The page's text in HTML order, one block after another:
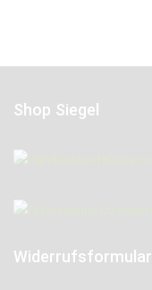
Shop Siegel
Widerrufsformular